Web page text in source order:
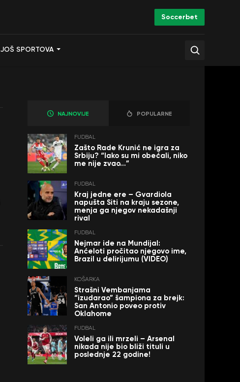
Soccerbet
JOŠ SPORTOVA
NAJNOVIJE POPULARNE
FUDBAL
Zašto Rade Krunić ne igra za
Srbiju? “Iako su mi obećali, niko
me nije zvao…”
FUDBAL
Kraj jedne ere – Gvardiola
napušta Siti na kraju sezone,
menja ga njegov nekadašnji
rival
FUDBAL
Nejmar ide na Mundijal:
Anćeloti pročitao njegovo ime,
Brazil u delirijumu (VIDEO)
KOŠARKA
Strašni Vembanjama
“izudarao” šampiona za brejk:
San Antonio poveo protiv
Oklahome
FUDBAL
Voleli ga ili mrzeli – Arsenal
nikada nije bio bliži tituli u
poslednje 22 godine!